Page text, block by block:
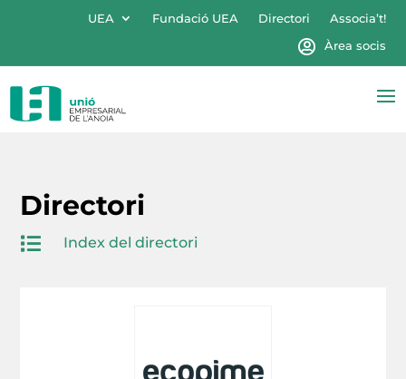
UEA Fundació UEA Directori
Associa’t!
Àrea socis
Directori
 Index del directori